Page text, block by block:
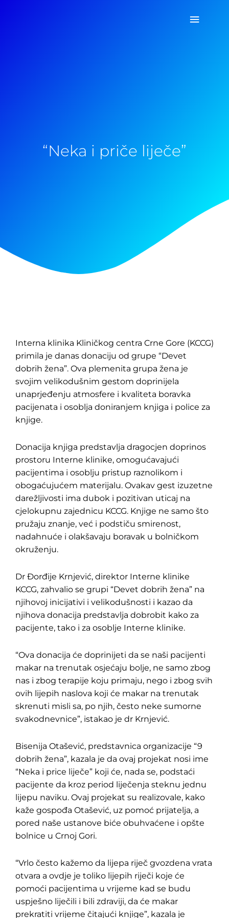
Glavni
“Neka i priče liječe”
Interna klinika Kliničkog centra Crne Gore (KCCG)
primila je danas donaciju od grupe “Devet
dobrih žena”. Ova plemenita grupa žena je
svojim velikodušnim gestom doprinijela
unaprjeđenju atmosfere i kvaliteta boravka
pacijenata i osoblja doniranjem knjiga i police za
knjige.
Donacija knjiga predstavlja dragocjen doprinos
prostoru Interne klinike, omogućavajući
pacijentima i osoblju pristup raznolikom i
obogaćujućem materijalu. Ovakav gest izuzetne
darežljivosti ima dubok i pozitivan uticaj na
cjelokupnu zajednicu KCCG. Knjige ne samo što
pružaju znanje, već i podstiču smirenost,
nadahnuće i olakšavaju boravak u bolničkom
okruženju.
Dr Đorđije Krnjević, direktor Interne klinike
KCCG, zahvalio se grupi “Devet dobrih žena” na
njihovoj inicijativi i velikodušnosti i kazao da
njihova donacija predstavlja dobrobit kako za
pacijente, tako i za osoblje Interne klinike.
“Ova donacija će doprinijeti da se naši pacijenti
makar na trenutak osjećaju bolje, ne samo zbog
nas i zbog terapije koju primaju, nego i zbog svih
ovih lijepih naslova koji će makar na trenutak
skrenuti misli sa, po njih, često neke sumorne
svakodnevnice”, istakao je dr Krnjević.
Bisenija Otašević, predstavnica organizacije “9
dobrih žena”, kazala je da ovaj projekat nosi ime
“Neka i price liječe” koji će, nada se, podstaći
pacijente da kroz period liječenja steknu jednu
lijepu naviku. Ovaj projekat su realizovale, kako
kaže gospođa Otašević, uz pomoć prijatelja, a
pored naše ustanove biće obuhvaćene i opšte
bolnice u Crnoj Gori.
“Vrlo često kažemo da lijepa riječ gvozdena vrata
otvara a ovdje je toliko lijepih riječi koje će
pomoći pacijentima u vrijeme kad se budu
uspješno liječili i bili zdraviji, da će makar
prekratiti vrijeme čitajući knjige”, kazala je